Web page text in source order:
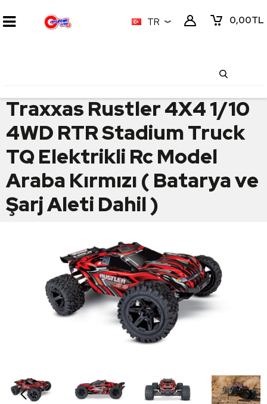
0,00TL
TR
Traxxas Rustler 4X4 1/10
4WD RTR Stadium Truck
TQ Elektrikli Rc Model
Araba Kırmızı ( Batarya ve
Şarj Aleti Dahil )